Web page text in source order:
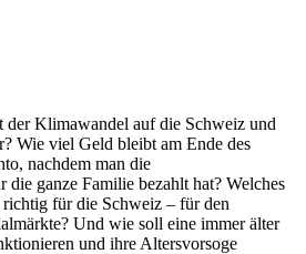
der Klimawandel auf die Schweiz und
Wie viel Geld bleibt am Ende des
nachdem man die
die ganze Familie bezahlt hat? Welches
für die Schweiz – für den
Und wie soll eine immer älter
und ihre Altersvorsoge